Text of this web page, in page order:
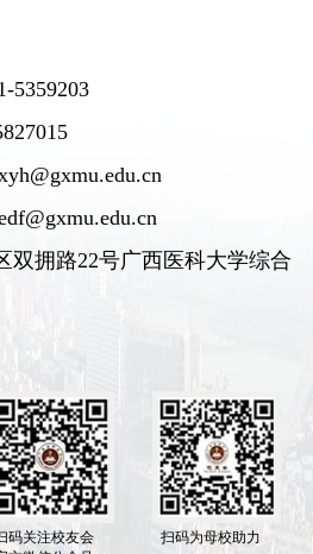
5359203
双拥路22号广西医科大学综合
码关注校友会
扫码为母校助力